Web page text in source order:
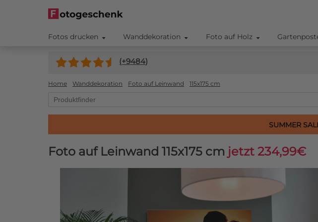
Fotos drucken Wanddekoration Foto auf Holz
(+9484)
Home Wanddekoration Foto auf Leinwand 115x175 cm
SUMMER
Foto auf Leinwand 115x175 cm jetzt 234,99€